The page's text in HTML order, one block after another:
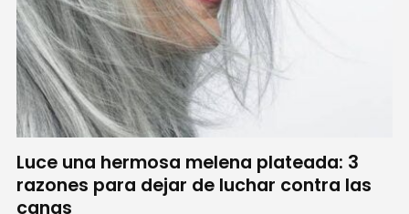
Luce una hermosa melena plateada: 3
razones para dejar de luchar contra las
canas